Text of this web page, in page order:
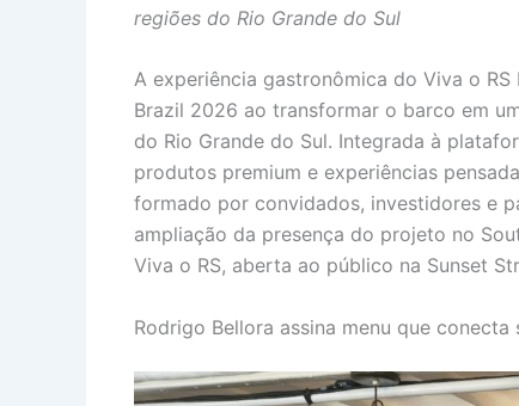
regiões do Rio Grande do Sul
A experiência gastronômica do Viva o
Brazil 2026 ao transformar o barco em
do Rio Grande do Sul. Integrada à
produtos premium e experiências
formado por convidados, investidores e
ampliação da presença do projeto no
Viva o RS, aberta ao público na Sunset
Rodrigo Bellora assina menu que